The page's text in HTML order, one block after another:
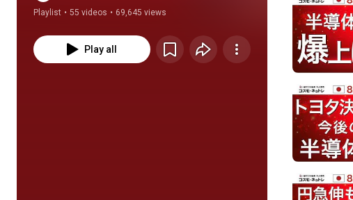
Playlist • 55 videos • 69,645 views
Play all